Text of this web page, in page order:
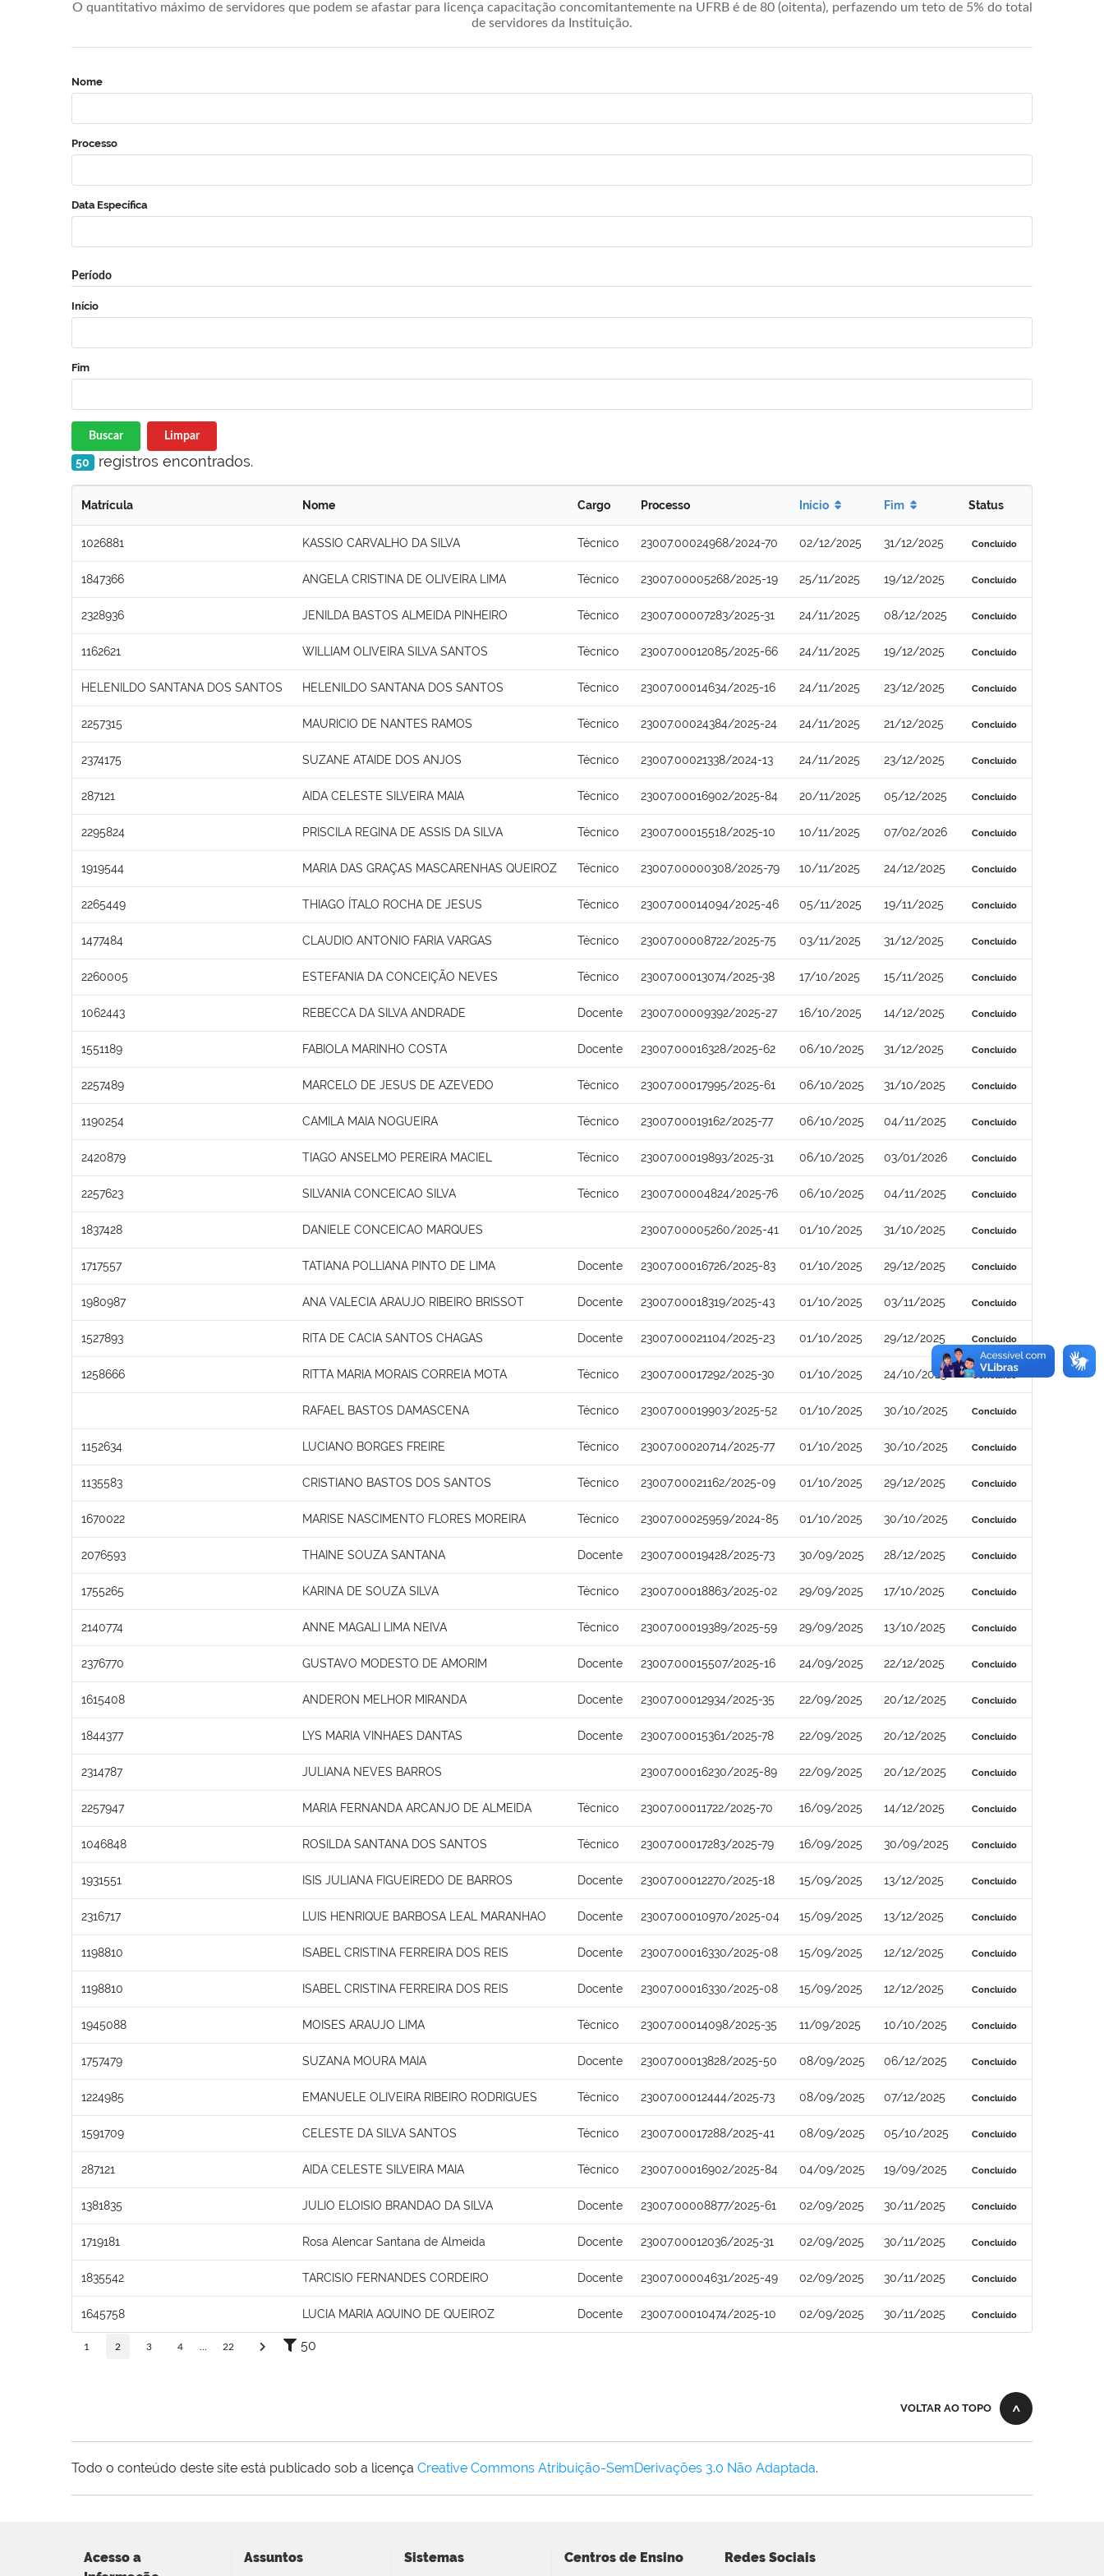
O quantitativo máximo de servidores que podem se afastar para licença capacitação concomitantemente na UFRB é de 80 (oitenta), perfazendo um teto de 5% do total
de servidores da Instituição.
Nome
Processo
Data Específica
Período
Início
Fim
Buscar Limpar
50 registros encontrados.
Matrícula Nome Cargo Processo Início Fim Status
1026881 KASSIO CARVALHO DA SILVA Técnico 23007.00024968/2024-70 02/12/2025 31/12/2025 Concluído
1847366 ANGELA CRISTINA DE OLIVEIRA LIMA Técnico 23007.00005268/2025-19 25/11/2025 19/12/2025 Concluído
2328936 JENILDA BASTOS ALMEIDA PINHEIRO Técnico 23007.00007283/2025-31 24/11/2025 08/12/2025 Concluído
1162621 WILLIAM OLIVEIRA SILVA SANTOS Técnico 23007.00012085/2025-66 24/11/2025 19/12/2025 Concluído
HELENILDO SANTANA DOS SANTOS HELENILDO SANTANA DOS SANTOS Técnico 23007.00014634/2025-16 24/11/2025 23/12/2025 Concluído
2257315 MAURICIO DE NANTES RAMOS Técnico 23007.00024384/2025-24 24/11/2025 21/12/2025 Concluído
2374175 SUZANE ATAIDE DOS ANJOS Técnico 23007.00021338/2024-13 24/11/2025 23/12/2025 Concluído
287121 AIDA CELESTE SILVEIRA MAIA Técnico 23007.00016902/2025-84 20/11/2025 05/12/2025 Concluído
2295824 PRISCILA REGINA DE ASSIS DA SILVA Técnico 23007.00015518/2025-10 10/11/2025 07/02/2026 Concluído
1919544 MARIA DAS GRAÇAS MASCARENHAS QUEIROZ Técnico 23007.00000308/2025-79 10/11/2025 24/12/2025 Concluído
2265449 THIAGO ÍTALO ROCHA DE JESUS Técnico 23007.00014094/2025-46 05/11/2025 19/11/2025 Concluído
1477484 CLAUDIO ANTONIO FARIA VARGAS Técnico 23007.00008722/2025-75 03/11/2025 31/12/2025 Concluído
2260005 ESTEFANIA DA CONCEIÇÃO NEVES Técnico 23007.00013074/2025-38 17/10/2025 15/11/2025 Concluído
1062443 REBECCA DA SILVA ANDRADE Docente 23007.00009392/2025-27 16/10/2025 14/12/2025 Concluído
1551189 FABIOLA MARINHO COSTA Docente 23007.00016328/2025-62 06/10/2025 31/12/2025 Concluído
2257489 MARCELO DE JESUS DE AZEVEDO Técnico 23007.00017995/2025-61 06/10/2025 31/10/2025 Concluído
1190254 CAMILA MAIA NOGUEIRA Técnico 23007.00019162/2025-77 06/10/2025 04/11/2025 Concluído
2420879 TIAGO ANSELMO PEREIRA MACIEL Técnico 23007.00019893/2025-31 06/10/2025 03/01/2026 Concluído
2257623 SILVANIA CONCEICAO SILVA Técnico 23007.00004824/2025-76 06/10/2025 04/11/2025 Concluído
1837428 DANIELE CONCEICAO MARQUES 23007.00005260/2025-41 01/10/2025 31/10/2025 Concluído
1717557 TATIANA POLLIANA PINTO DE LIMA Docente 23007.00016726/2025-83 01/10/2025 29/12/2025 Concluído
1980987 ANA VALECIA ARAUJO RIBEIRO BRISSOT Docente 23007.00018319/2025-43 01/10/2025 03/11/2025 Concluído
1527893 RITA DE CACIA SANTOS CHAGAS Docente 23007.00021104/2025-23 01/10/2025 29/12/2025 Concluído
1258666 RITTA MARIA MORAIS CORREIA MOTA Técnico 23007.00017292/2025-30 01/10/2025 24/10/2025 Concluído
RAFAEL BASTOS DAMASCENA Técnico 23007.00019903/2025-52 01/10/2025 30/10/2025 Concluído
1152634 LUCIANO BORGES FREIRE Técnico 23007.00020714/2025-77 01/10/2025 30/10/2025 Concluído
1135583 CRISTIANO BASTOS DOS SANTOS Técnico 23007.00021162/2025-09 01/10/2025 29/12/2025 Concluído
1670022 MARISE NASCIMENTO FLORES MOREIRA Técnico 23007.00025959/2024-85 01/10/2025 30/10/2025 Concluído
2076593 THAINE SOUZA SANTANA Docente 23007.00019428/2025-73 30/09/2025 28/12/2025 Concluído
1755265 KARINA DE SOUZA SILVA Técnico 23007.00018863/2025-02 29/09/2025 17/10/2025 Concluído
2140774 ANNE MAGALI LIMA NEIVA Técnico 23007.00019389/2025-59 29/09/2025 13/10/2025 Concluído
2376770 GUSTAVO MODESTO DE AMORIM Docente 23007.00015507/2025-16 24/09/2025 22/12/2025 Concluído
1615408 ANDERON MELHOR MIRANDA Docente 23007.00012934/2025-35 22/09/2025 20/12/2025 Concluído
1844377 LYS MARIA VINHAES DANTAS Docente 23007.00015361/2025-78 22/09/2025 20/12/2025 Concluído
2314787 JULIANA NEVES BARROS 23007.00016230/2025-89 22/09/2025 20/12/2025 Concluído
2257947 MARIA FERNANDA ARCANJO DE ALMEIDA Técnico 23007.00011722/2025-70 16/09/2025 14/12/2025 Concluído
1046848 ROSILDA SANTANA DOS SANTOS Técnico 23007.00017283/2025-79 16/09/2025 30/09/2025 Concluído
1931551 ISIS JULIANA FIGUEIREDO DE BARROS Docente 23007.00012270/2025-18 15/09/2025 13/12/2025 Concluído
2316717 LUIS HENRIQUE BARBOSA LEAL MARANHAO Docente 23007.00010970/2025-04 15/09/2025 13/12/2025 Concluído
1198810 ISABEL CRISTINA FERREIRA DOS REIS Docente 23007.00016330/2025-08 15/09/2025 12/12/2025 Concluído
1198810 ISABEL CRISTINA FERREIRA DOS REIS Docente 23007.00016330/2025-08 15/09/2025 12/12/2025 Concluído
1945088 MOISES ARAUJO LIMA Técnico 23007.00014098/2025-35 11/09/2025 10/10/2025 Concluído
1757479 SUZANA MOURA MAIA Docente 23007.00013828/2025-50 08/09/2025 06/12/2025 Concluído
1224985 EMANUELE OLIVEIRA RIBEIRO RODRIGUES Técnico 23007.00012444/2025-73 08/09/2025 07/12/2025 Concluído
1591709 CELESTE DA SILVA SANTOS Técnico 23007.00017288/2025-41 08/09/2025 05/10/2025 Concluído
287121 AIDA CELESTE SILVEIRA MAIA Técnico 23007.00016902/2025-84 04/09/2025 19/09/2025 Concluído
1381835 JULIO ELOISIO BRANDAO DA SILVA Docente 23007.00008877/2025-61 02/09/2025 30/11/2025 Concluído
1719181 Rosa Alencar Santana de Almeida Docente 23007.00012036/2025-31 02/09/2025 30/11/2025 Concluído
1835542 TARCISIO FERNANDES CORDEIRO Docente 23007.00004631/2025-49 02/09/2025 30/11/2025 Concluído
1645758 LUCIA MARIA AQUINO DE QUEIROZ Docente 23007.00010474/2025-10 02/09/2025 30/11/2025 Concluído
1 2 3 4 22 50
VOLTAR AO TOPO
Todo o conteúdo deste site está publicado sob a licença Creative Commons Atribuição-SemDerivações 3.0 Não Adaptada.
Acesso a
Assuntos Sistemas Centros de Ensino Redes Sociais